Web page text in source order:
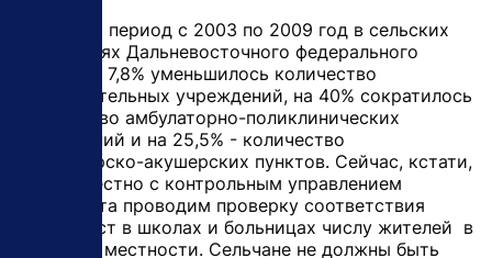
Только за период с 2003 по 2009 год в сельских
местностях Дальневосточного федерального
округа на 7,8% уменьшилось количество
образовательных учреждений, на 40% сократилось
количество амбулаторно-поликлинических
учреждений и на 25,5% - количество
фельдшерско-акушерских пунктов. Сейчас, кстати,
мы совместно с контрольным управлением
президента проводим проверку соответствия
числа мест в школах и больницах числу жителей в
сельской местности. Сельчане не должны быть